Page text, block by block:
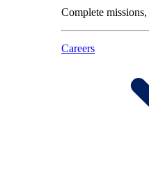
Complete
Careers